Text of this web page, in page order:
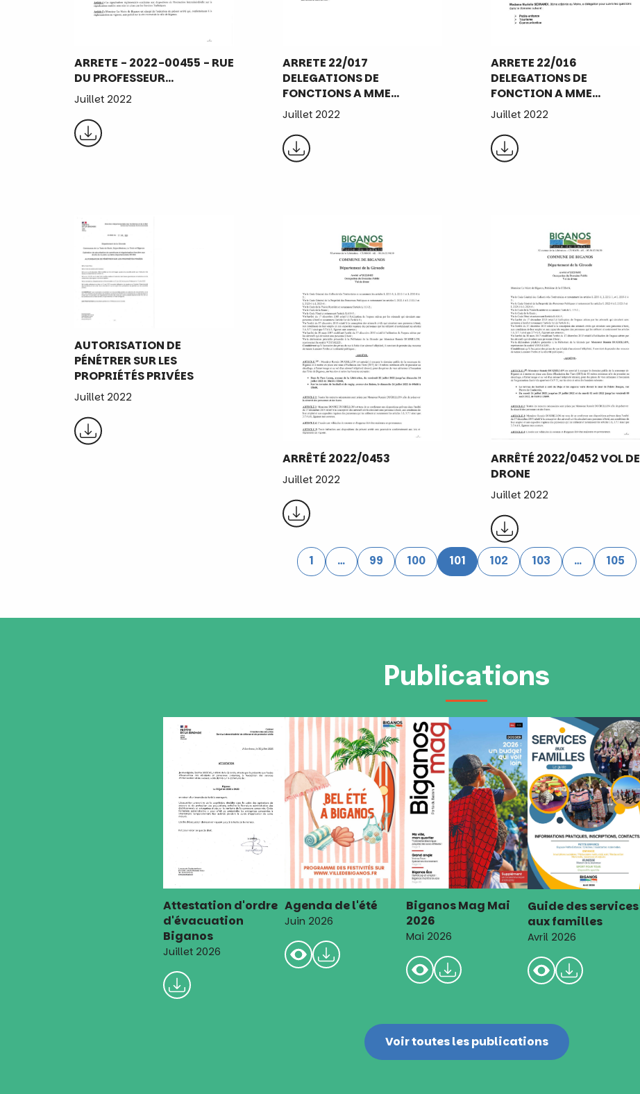
ARRETE - 2022-00455 - RUE
DU PROFESSEUR…
Juillet 2022
ARRETE 22/017
DELEGATIONS DE
FONCTIONS A MME…
Juillet 2022
ARRETE 22/016
DELEGATIONS DE
FONCTION A MME…
Juillet 2022
AUTORISATION DE
PÉNÉTRER SUR LES
PROPRIÉTÉS PRIVÉES
Juillet 2022
ARRÊTÉ 2022/0453
Juillet 2022
ARRÊTÉ 2022/0452 VOL DE
DRONE
Juillet 2022
1 … 99 100 101 102 103 … 105
Publications
Attestation d'ordre
d'évacuation
Biganos
Juillet 2026
Agenda de l'été
Juin 2026
Biganos Mag Mai
2026
Mai 2026
Guide des services
aux familles
Avril 2026
Voir toutes les publications